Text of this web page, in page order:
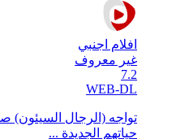
افلام اجنبي
غير معروف
7.2
WEB-DL
تواجه (الرجال السيئون)
حياتهم الجديدة ...